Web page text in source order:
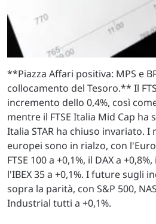
**Piazza Affari positiva: MPS e
collocamento del Tesoro.** Il
incremento dello 0,4%, così
mentre il FTSE Italia Mid Cap ha
Italia STAR ha chiuso invariato. I
europei sono in rialzo, con l'Euro
FTSE 100 a +0,1%, il DAX a
l'IBEX 35 a +0,1%. I future sugli
sopra la parità, con S&P 500,
Industrial tutti a +0,1%.